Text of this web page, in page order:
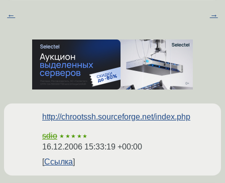
← →
http://chrootssh.sourceforge.net/index.php
sdio ★★★★★
16.12.2006 15:33:19 +00:00
Ссылка